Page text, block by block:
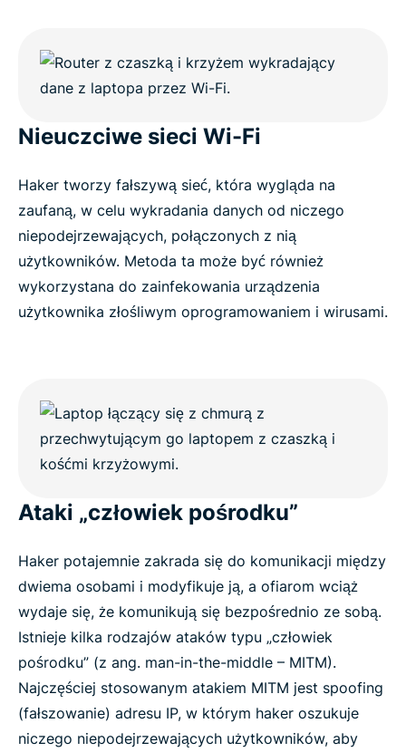
Nieuczciwe sieci Wi-Fi
Haker tworzy fałszywą sieć, która wygląda na
zaufaną, w celu wykradania danych od niczego
niepodejrzewających, połączonych z nią
użytkowników. Metoda ta może być również
wykorzystana do zainfekowania urządzenia
użytkownika złośliwym oprogramowaniem i wirusami.
Ataki „człowiek pośrodku”
Haker potajemnie zakrada się do komunikacji między
dwiema osobami i modyfikuje ją, a ofiarom wciąż
wydaje się, że komunikują się bezpośrednio ze sobą.
Istnieje kilka rodzajów ataków typu „człowiek
pośrodku” (z ang. man-in-the-middle – MITM).
Najczęściej stosowanym atakiem MITM jest spoofing
(fałszowanie) adresu IP, w którym haker oszukuje
niczego niepodejrzewających użytkowników, aby